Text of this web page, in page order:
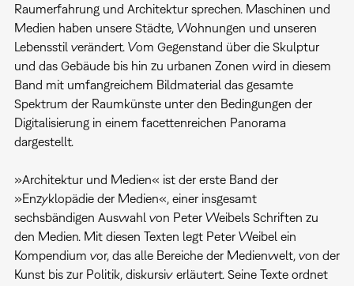
Raumerfahrung und Architektur sprechen. Maschinen und
Medien haben unsere Städte, Wohnungen und unseren
Lebensstil verändert. Vom Gegenstand über die Skulptur
und das Gebäude bis hin zu urbanen Zonen wird in diesem
Band mit umfangreichem Bildmaterial das gesamte
Spektrum der Raumkünste unter den Bedingungen der
Digitalisierung in einem facettenreichen Panorama
dargestellt.
»Architektur und Medien« ist der erste Band der
»Enzyklopädie der Medien«, einer insgesamt
sechsbändigen Auswahl von Peter Weibels Schriften zu
den Medien. Mit diesen Texten legt Peter Weibel ein
Kompendium vor, das alle Bereiche der Medienwelt, von der
Kunst bis zur Politik, diskursiv erläutert. Seine Texte ordnet